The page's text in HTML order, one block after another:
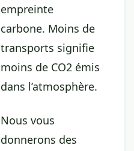
empreinte
carbone. Moins de
transports signifie
moins de CO2 émis
dans l’atmosphère.
Nous vous
donnerons des